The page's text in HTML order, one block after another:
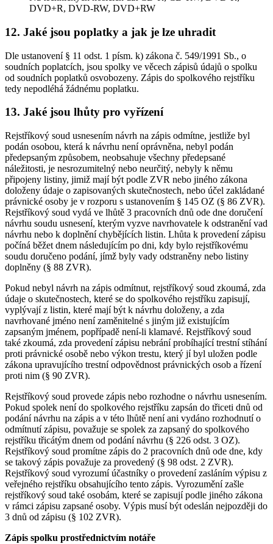
DVD+R, DVD-RW, DVD+RW
12. Jaké jsou poplatky a jak je lze uhradit
Dle ustanovení § 11 odst. 1 písm. k) zákona č. 549/1991 Sb., o
soudních poplatcích, jsou spolky ve věcech zápisů údajů o spolku
od soudních poplatků osvobozeny. Zápis do spolkového rejstříku
tedy nepodléhá žádnému poplatku.
13. Jaké jsou lhůty pro vyřízení
Rejstříkový soud usnesením návrh na zápis odmítne, jestliže byl
podán osobou, která k návrhu není oprávněna, nebyl podán
předepsaným způsobem, neobsahuje všechny předepsané
náležitosti, je nesrozumitelný nebo neurčitý, nebyly k němu
připojeny listiny, jimiž mají být podle ZVR nebo jiného zákona
doloženy údaje o zapisovaných skutečnostech, nebo účel zakládané
právnické osoby je v rozporu s ustanovením § 145 OZ (§ 86 ZVR).
Rejstříkový soud vydá ve lhůtě 3 pracovních dnů ode dne doručení
návrhu soudu usnesení, kterým vyzve navrhovatele k odstranění vad
návrhu nebo k doplnění chybějících listin. Lhůta k provedení zápisu
počíná běžet dnem následujícím po dni, kdy bylo rejstříkovému
soudu doručeno podání, jímž byly vady odstraněny nebo listiny
doplněny (§ 88 ZVR).
Pokud nebyl návrh na zápis odmítnut, rejstříkový soud zkoumá, zda
údaje o skutečnostech, které se do spolkového rejstříku zapisují,
vyplývají z listin, které mají být k návrhu doloženy, a zda
navrhované jméno není zaměnitelné s jiným již existujícím
zapsaným jménem, popřípadě není-li klamavé. Rejstříkový soud
také zkoumá, zda provedení zápisu nebrání probíhající trestní stíhání
proti právnické osobě nebo výkon trestu, který jí byl uložen podle
zákona upravujícího trestní odpovědnost právnických osob a řízení
proti nim (§ 90 ZVR).
Rejstříkový soud provede zápis nebo rozhodne o návrhu usnesením.
Pokud spolek není do spolkového rejstříku zapsán do třiceti dnů od
podání návrhu na zápis a v této lhůtě není ani vydáno rozhodnutí o
odmítnutí zápisu, považuje se spolek za zapsaný do spolkového
rejstříku třicátým dnem od podání návrhu (§ 226 odst. 3 OZ).
Rejstříkový soud promítne zápis do 2 pracovních dnů ode dne, kdy
se takový zápis považuje za provedený (§ 98 odst. 2 ZVR).
Rejstříkový soud vyrozumí účastníky o provedení zasláním výpisu z
veřejného rejstříku obsahujícího tento zápis. Vyrozumění zašle
rejstříkový soud také osobám, které se zapisují podle jiného zákona
v rámci zápisu zapsané osoby. Výpis musí být odeslán nejpozději do
3 dnů od zápisu (§ 102 ZVR).
Zápis spolku prostřednictvím notáře